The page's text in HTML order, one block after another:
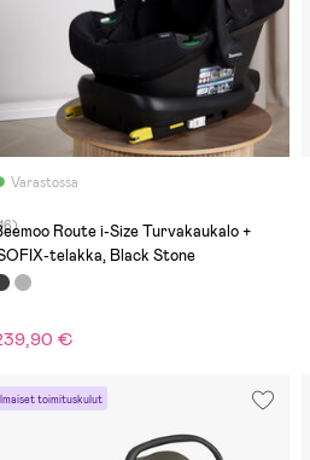
Varastossa
Route i-Size Turvakaukalo +
telakka, Black Stone
€
toimituskulut